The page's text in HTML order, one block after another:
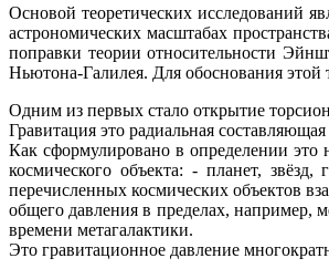
Основой теоретических исследований
астрономических масштабах
поправки теории относительности
Ньютона-Галилея. Для обоснования
Одним из первых стало открытие
Гравитация это радиальная
Как сформулировано в определении это
космического объекта: - планет,
перечисленных космических объектов
общего давления в пределах, например,
времени метагалактики.
Это гравитационное давление